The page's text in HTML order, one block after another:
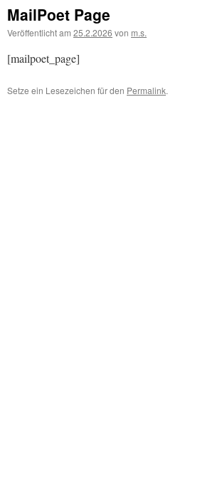
MailPoet Page
Veröffentlicht am 25.2.2026 von m.s.
[mailpoet_page]
Setze ein Lesezeichen für den Permalink.